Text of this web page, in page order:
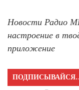
Новости Радио
настроение в
приложение